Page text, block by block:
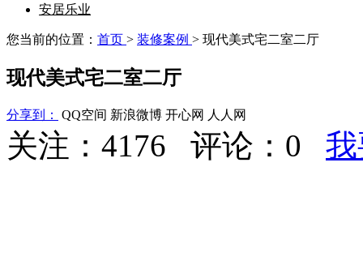
安居乐业
您当前的位置： 首页 > 装修案例 > 现代美式宅二室二厅
现代美式宅二室二厅
分享到： QQ空间 新浪微博 开心网 人人网
关注：4176 评论： 0